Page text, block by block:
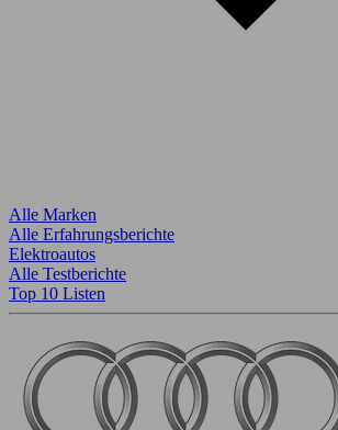
Alle Marken
Alle Erfahrungsberichte
Elektroautos
Alle Testberichte
Top 10 Listen